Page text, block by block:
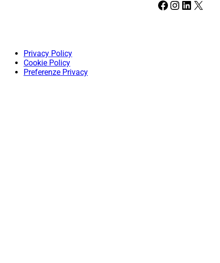
Facebook Instagram LinkedIn X
Privacy Policy
Cookie Policy
Preferenze Privacy